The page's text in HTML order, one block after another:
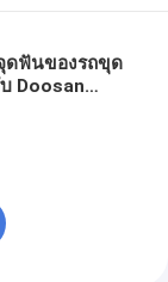
ดฟันของรถขุด
Doosan